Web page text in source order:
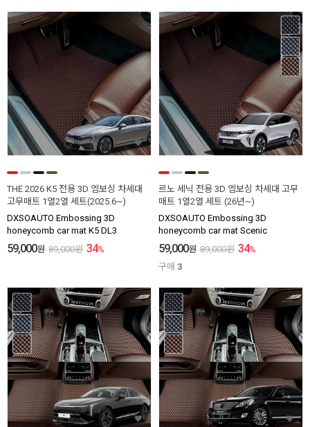
THE 2026 K5 전용 3D 엠보싱 차세대
고무매트 1열2열 세트(2025.6~)
DXSOAUTO Embossing 3D
honeycomb car mat K5 DL3
59,000원 89,000원 34%
르노 세닉 전용 3D 엠보싱 차세대 고무
매트 1열2열 세트 (26년~)
DXSOAUTO Embossing 3D
honeycomb car mat Scenic
59,000원 89,000원 34%
구매 3